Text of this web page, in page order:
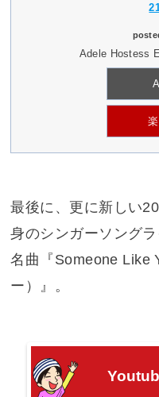
Adele Hostess
最後に、更に新しい
身のシンガーソング
名曲『 Someone Like
ー） 』。